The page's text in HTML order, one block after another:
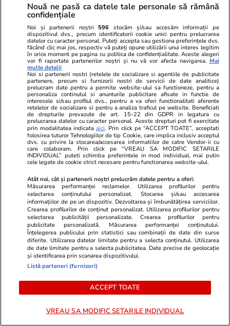
Lifestyle 17 iul.
Cum păstrăm verdețurile
proaspete ca să reziste o
săptămână
Știri România 17 iul.
superstiții. Ce să nu faci de
Sfântul Ilie
Lifestyle 11:12
Semnele deshidratării și cum să
o previi
Nouă ne pasă ca datele tale personale să rămână
confidențiale
Noi și partenerii noștri 596 stocăm și/sau accesăm informații pe
dispozitivul dvs., precum identificatorii cookie unici pentru prelucrarea
datelor cu caracter personal. Puteți accepta sau gestiona preferințele dvs.
făcând clic mai jos, respectiv vă puteți opune utilizării unui interes legitim
în orice moment pe pagina cu politica de confidențialitate. Aceste alegeri
vor fi raportate partenerilor noștri și nu vă vor afecta navigarea. Mai
multe detalii
Noi si partenerii nostri (retelele de socializare si agentiile de publicitate
partenere, precum si furnizorii nostri de servicii de date analitice)
prelucram date pentru a permite website-ului sa functioneze, pentru a
personaliza continutul si anunturile publicitare afisate in functie de
interesele si/sau profilul dvs., pentru a va oferi functionalitati aferente
retelelor de socializare si pentru a analiza traficul pe website. Beneficiati
de drepturile prevazute de art. 15-22 din GDPR in legatura cu
prelucrarea datelor cu caracter personal. Aceste drepturi pot fi exercitate
prin modalitatea indicataaici. Prin click pe “ACCEPT TOATE”, acceptati
folosirea tuturor Tehnologiilor de tip Cookie, care implica inclusiv acceptul
dvs. cu privire la stocarea/accesarea informatiilor de catre Vendor-ii cu
care colaboram. Prin click pe “VREAU SA MODIFIC SETARILE
INDIVIDUAL” puteti schimba preferintele in mod individual, mai putin
cele legate de cookie strict necesare pentru functionarea website-ului.
Atât noi, cât și partenerii noștri prelucrăm datele pentru a oferi:
Măsurarea performanței reclamelor. Utilizarea profilurilor pentru
selectarea conținutului personalizat. Stocarea și/sau accesarea
informațiilor de pe un dispozitiv. Dezvoltarea și îmbunătățirea serviciilor.
Crearea profilurilor de conținut personalizat. Utilizarea profilurilor pentru
selectarea publicității personalizate. Crearea profilurilor pentru
publicitate personalizată. Măsurarea performanței conținutului.
Înțelegerea publicului prin statistici sau combinații de date din surse
diferite. Utilizarea datelor limitate pentru a selecta conținutul. Utilizarea
de date limitate pentru a selecta publicitatea. Date precise de geolocație
și identificarea prin scanarea dispozitivului.
Listă parteneri (furnizori)
ACCEPT TOATE
VREAU SA MODIFIC SETARILE INDIVIDUAL